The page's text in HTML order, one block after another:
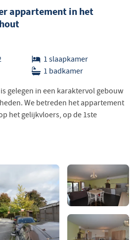
appartement in het
1 slaapkamer
1 badkamer
gelegen in een karaktervol gebouw
We betreden het appartement
het gelijkvloers, op de 1ste